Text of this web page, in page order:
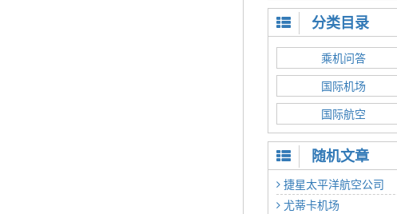
分类目录
乘机问答
国际机场
国际航空
随机文章
捷星太平洋航空公司
尤蒂卡机场